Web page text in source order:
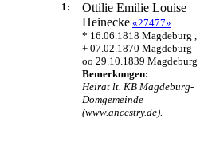
1:
Ottilie Emilie Louise
Heinecke «27477»
* 16.06.1818 Magdeburg ,
+ 07.02.1870 Magdeburg
oo 29.10.1839 Magdeburg
Bemerkungen:
Heirat lt. KB Magdeburg-
Domgemeinde
(www.ancestry.de).